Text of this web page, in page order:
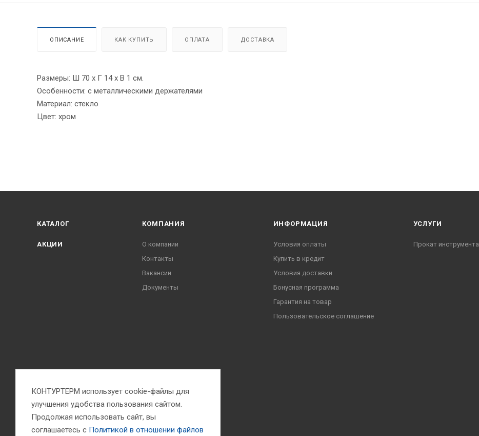
ОПИСАНИЕ КАК КУПИТЬ ОПЛАТА ДОСТАВКА
Размеры: Ш 70 x Г 14 x В 1 см.
Особенности: с металлическими держателями
Материал: стекло
Цвет: хром
КАТАЛОГ
АКЦИИ
КОМПАНИЯ
О компании
Контакты
Вакансии
Документы
ИНФОРМАЦИЯ
Условия оплаты
Купить в кредит
Условия доставки
Бонусная программа
Гарантия на товар
Пользовательское соглашение
УСЛУГИ
Прокат инструмента
КОНТУРТЕРМ использует cookie-файлы для
улучшения удобства пользования сайтом.
Продолжая использовать сайт, вы
соглашаетесь с Политикой в отношении файлов